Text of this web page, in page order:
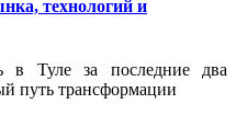
технологий и
в Туле за последние два
путь трансформации